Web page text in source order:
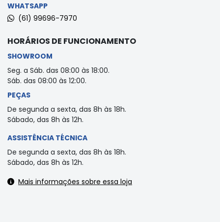
WHATSAPP
(61) 99696-7970
HORÁRIOS DE FUNCIONAMENTO
SHOWROOM
Seg. a Sáb. das 08:00 às 18:00.
Sáb. das 08:00 às 12:00.
PEÇAS
De segunda a sexta, das 8h às 18h.
Sábado, das 8h às 12h.
ASSISTÊNCIA TÉCNICA
De segunda a sexta, das 8h às 18h.
Sábado, das 8h às 12h.
Mais informações sobre essa loja